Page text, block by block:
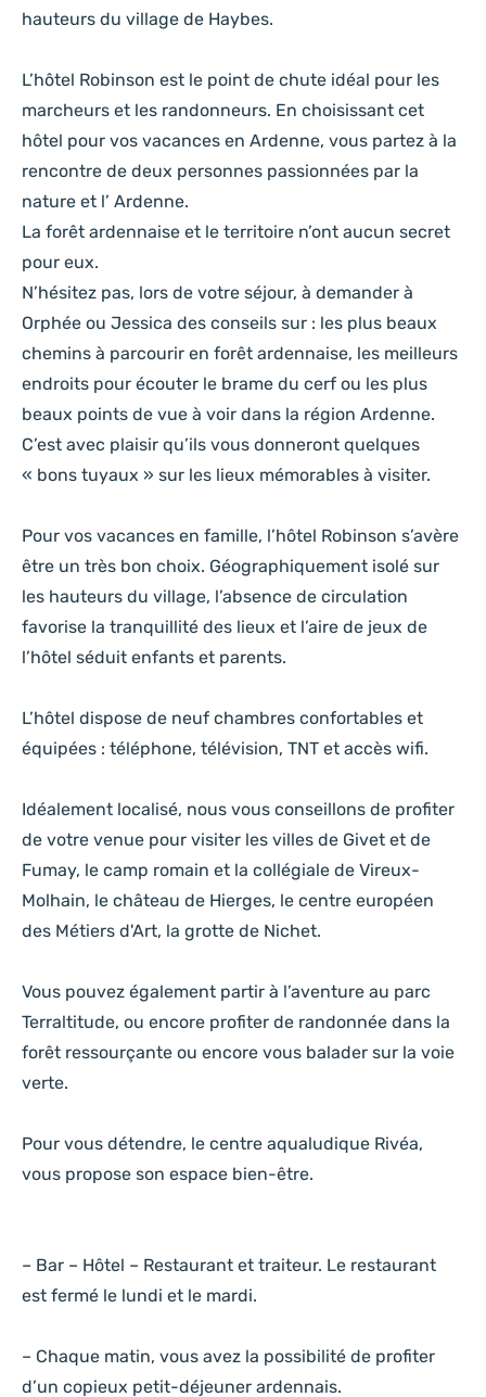
hauteurs du village de Haybes.
L’hôtel Robinson est le point de chute idéal pour les
marcheurs et les randonneurs. En choisissant cet
hôtel pour vos vacances en Ardenne, vous partez à la
rencontre de deux personnes passionnées par la
nature et l’ Ardenne.
La forêt ardennaise et le territoire n’ont aucun secret
pour eux.
N’hésitez pas, lors de votre séjour, à demander à
Orphée ou Jessica des conseils sur : les plus beaux
chemins à parcourir en forêt ardennaise, les meilleurs
endroits pour écouter le brame du cerf ou les plus
beaux points de vue à voir dans la région Ardenne.
C’est avec plaisir qu’ils vous donneront quelques
« bons tuyaux » sur les lieux mémorables à visiter.
Pour vos vacances en famille, l’hôtel Robinson s’avère
être un très bon choix. Géographiquement isolé sur
les hauteurs du village, l’absence de circulation
favorise la tranquillité des lieux et l’aire de jeux de
l’hôtel séduit enfants et parents.
L’hôtel dispose de neuf chambres confortables et
équipées : téléphone, télévision, TNT et accès wifi.
Idéalement localisé, nous vous conseillons de profiter
de votre venue pour visiter les villes de Givet et de
Fumay, le camp romain et la collégiale de Vireux-
Molhain, le château de Hierges, le centre européen
des Métiers d'Art, la grotte de Nichet.
Vous pouvez également partir à l’aventure au parc
Terraltitude, ou encore profiter de randonnée dans la
forêt ressourçante ou encore vous balader sur la voie
verte.
Pour vous détendre, le centre aqualudique Rivéa,
vous propose son espace bien-être.
– Bar – Hôtel – Restaurant et traiteur. Le restaurant
est fermé le lundi et le mardi.
– Chaque matin, vous avez la possibilité de profiter
d’un copieux petit-déjeuner ardennais.